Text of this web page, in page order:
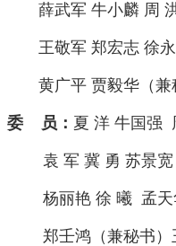
薛武军 牛小麟 周 洪
王敬军 郑宏志 徐永
黄广平 贾毅华（兼
委 员： 夏 洋 牛国强
袁 军 冀 勇 苏景宽
杨丽艳 徐 曦 孟天
郑壬鸿（兼秘书）